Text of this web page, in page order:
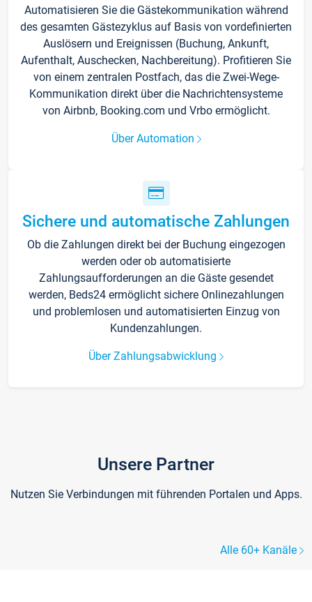
Automatisieren Sie die Gästekommunikation während
des gesamten Gästezyklus auf Basis von vordefinierten
Auslösern und Ereignissen (Buchung, Ankunft,
Aufenthalt, Auschecken, Nachbereitung). Profitieren Sie
von einem zentralen Postfach, das die Zwei-Wege-
Kommunikation direkt über die Nachrichtensysteme
von Airbnb, Booking.com und Vrbo ermöglicht.
Über Automation
Sichere und automatische Zahlungen
Ob die Zahlungen direkt bei der Buchung eingezogen
werden oder ob automatisierte
Zahlungsaufforderungen an die Gäste gesendet
werden, Beds24 ermöglicht sichere Onlinezahlungen
und problemlosen und automatisierten Einzug von
Kundenzahlungen.
Über Zahlungsabwicklung
Unsere Partner
Nutzen Sie Verbindungen mit führenden Portalen und Apps.
Alle 60+ Kanäle